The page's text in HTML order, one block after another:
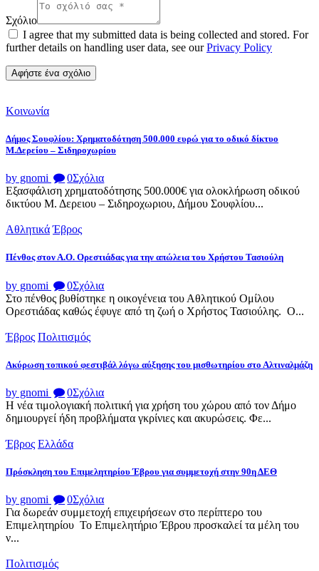
Σχόλιο
I agree that my submitted data is being collected and stored. For
further details on handling user data, see ourPrivacy Policy
Κοινωνία
Δήμος Σουφλίου: Χρηματοδότηση 500.000 ευρώ για το οδικό δίκτυο
Μ.Δερείου – Σιδηροχωρίου
by gnomi 0Σχόλια
Εξασφάλιση χρηματοδότησης 500.000€ για ολοκλήρωση οδικού
δικτύου Μ. Δερειου – Σιδηροχωριου, Δήμου Σουφλίου...
Αθλητικά Έβρος
Πένθος στον Α.Ο. Ορεστιάδας για την απώλεια του Χρήστου Τασιούλη
by gnomi 0Σχόλια
Στο πένθος βυθίστηκε η οικογένεια του Αθλητικού Ομίλου
Ορεστιάδας καθώς έφυγε από τη ζωή ο Χρήστος Τασιούλης. Ο...
Έβρος Πολιτισμός
Ακύρωση τοπικού φεστιβάλ λόγω αύξησης του μισθωτηρίου στο Αλτιναλμάζη
by gnomi 0Σχόλια
Η νέα τιμολογιακή πολιτική για χρήση του χώρου από τον Δήμο
δημιουργεί ήδη προβλήματα γκρίνιες και ακυρώσεις. Φε...
Έβρος Ελλάδα
Πρόσκληση του Επιμελητηρίου Έβρου για συμμετοχή στην 90η ΔΕΘ
by gnomi 0Σχόλια
Για δωρεάν συμμετοχή επιχειρήσεων στο περίπτερο του
Επιμελητηρίου Το Επιμελητήριο Έβρου προσκαλεί τα μέλη του
ν...
Πολιτισμός